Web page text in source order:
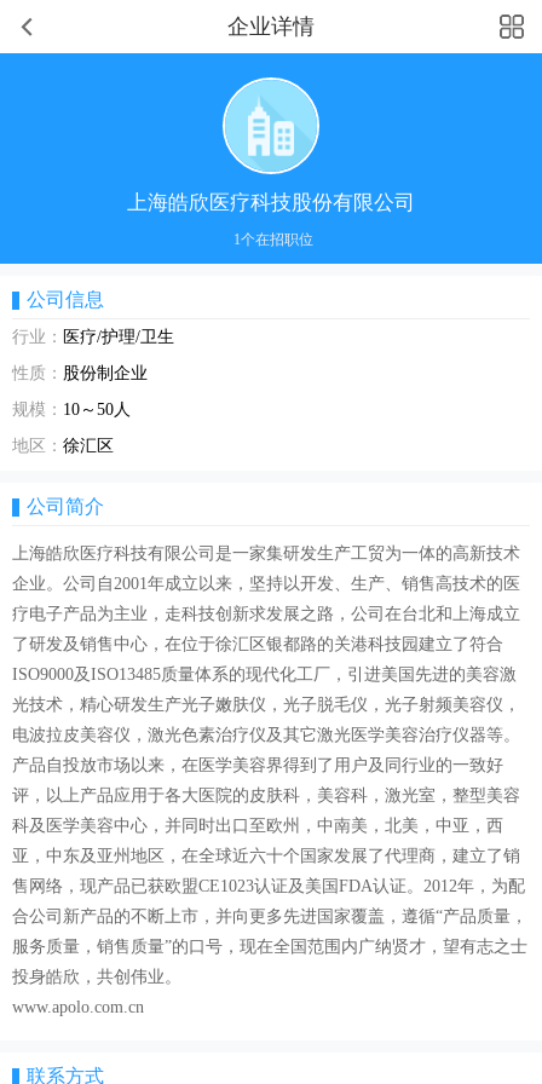
企业详情
上海皓欣医疗科技股份有限公司
1个在招职位
公司信息
行业： 医疗/护理/卫生
性质： 股份制企业
规模： 10～50人
地区： 徐汇区
公司简介
上海皓欣医疗科技有限公司是一家集研发生产工贸为一体的高新技术
企业。公司自2001年成立以来，坚持以开发、生产、销售高技术的医
疗电子产品为主业，走科技创新求发展之路，公司在台北和上海成立
了研发及销售中心，在位于徐汇区银都路的关港科技园建立了符合
ISO9000及ISO13485质量体系的现代化工厂，引进美国先进的美容激
光技术，精心研发生产光子嫩肤仪，光子脱毛仪，光子射频美容仪，
电波拉皮美容仪，激光色素治疗仪及其它激光医学美容治疗仪器等。
产品自投放市场以来，在医学美容界得到了用户及同行业的一致好
评，以上产品应用于各大医院的皮肤科，美容科，激光室，整型美容
科及医学美容中心，并同时出口至欧州，中南美，北美，中亚，西
亚，中东及亚州地区，在全球近六十个国家发展了代理商，建立了销
售网络，现产品已获欧盟CE1023认证及美国FDA认证。2012年，为配
合公司新产品的不断上市，并向更多先进国家覆盖，遵循“产品质量，
服务质量，销售质量”的口号，现在全国范围内广纳贤才，望有志之士
投身皓欣，共创伟业。
www.apolo.com.cn
联系方式